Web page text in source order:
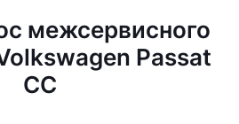
межсервисного
Passat
CC